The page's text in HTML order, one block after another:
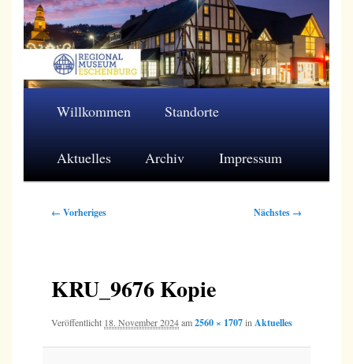
Zum
primären
Inhalt
Regionalmuseum Eschenburg e.V.
Willkommen Standorte
Aktuelles Archiv Impressum
Bilder-
← Vorheriges Nächstes →
KRU_9676 Kopie
Veröffentlicht 18. November 2024am2560 × 1707in Aktuelles